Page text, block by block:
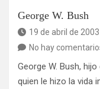
George W. Bush
19 de abril de 2003
No hay
George W. Bush,
quien le hizo la vida